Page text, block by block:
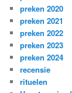
preken 2020
preken 2021
preken 2022
preken 2023
preken 2024
recensie
rituelen